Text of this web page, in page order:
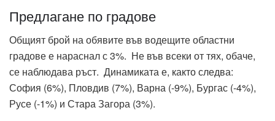
Предлагане по градове
Общият брой на обявите във водещите областни
градове е нараснал с 3%. Не във всеки от тях, обаче,
се наблюдава ръст. Динамиката е, както следва:
София (6%), Пловдив (7%), Варна (-9%), Бургас (-4%),
Русе (-1%) и Стара Загора (3%).